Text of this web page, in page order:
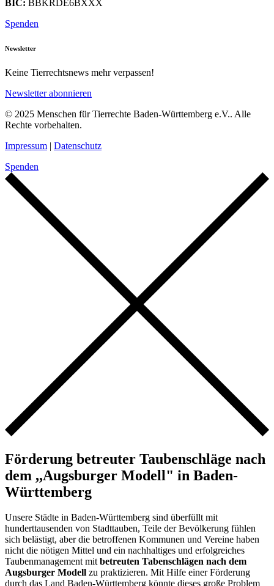
BIC: BBKRDE6BXXX
Spenden
Newsletter
Keine Tierrechtsnews mehr verpassen!
Newsletter abonnieren
© 2025 Menschen für Tierrechte Baden-Württemberg e.V.. Alle
Rechte vorbehalten.
Impressum | Datenschutz
Spenden
Förderung betreuter Taubenschläge nach
dem ,,Augsburger Modell" in Baden-
Württemberg
Unsere Städte in Baden-Württemberg sind überfüllt mit
hunderttausenden von Stadttauben, Teile der Bevölkerung fühlen
sich belästigt, aber die betroffenen Kommunen und Vereine haben
nicht die nötigen Mittel und ein nachhaltiges und erfolgreiches
Taubenmanagement mitbetreuten Tabenschlägen nach dem
Augsburger Modell zu praktizieren. Mit Hilfe einer Förderung
durch das Land Baden-Württemberg könnte dieses große Problem